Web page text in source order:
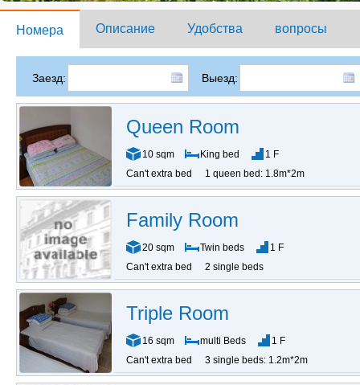
Номера Описание Удобства вопросы
Заезд: Выезд:
Queen Room
10 sqm King bed
1 F
Can't extra bed
1 queen bed: 1.8m*2m
Family Room
20 sqm Twin beds
1 F
Can't extra bed
2 single beds
Triple Room
16 sqm multi Beds
1 F
Can't extra bed
3 single beds: 1.2m*2m